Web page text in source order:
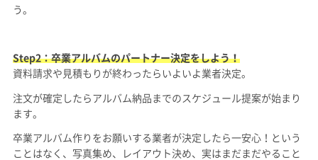
う。
Step2：卒業アルバムのパートナー決定をしよう！
資料請求や見積もりが終わったらいよいよ業者決定。
注文が確定したらアルバム納品までのスケジュール提案が始まり
ます。
卒業アルバム作りをお願いする業者が決定したら一安心！という
ことはなく、写真集め、レイアウト決め、実はまだまだやること